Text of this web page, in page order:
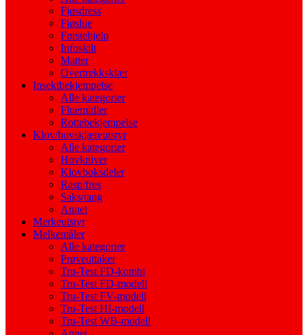
Fjøsdress
Fjøslue
Førstehjelp
Infoskilt
Matter
Overtrekksklær
Insektbekjempelse
Alle kategorier
Fluemidler
Rottebekjempelse
Klov/hovskjæreutstyr
Alle kategorier
Hovkniver
Klovboksdeler
Rasp/fres
Saks/tang
Annet
Merkeutstyr
Melkemåler
Alle kategorier
Prøveuttaker
Tru-Test FD-kombi
Tru-Test FD-modell
Tru-Test FV-modell
Tru-Test HI-modell
Tru-Test WB-modell